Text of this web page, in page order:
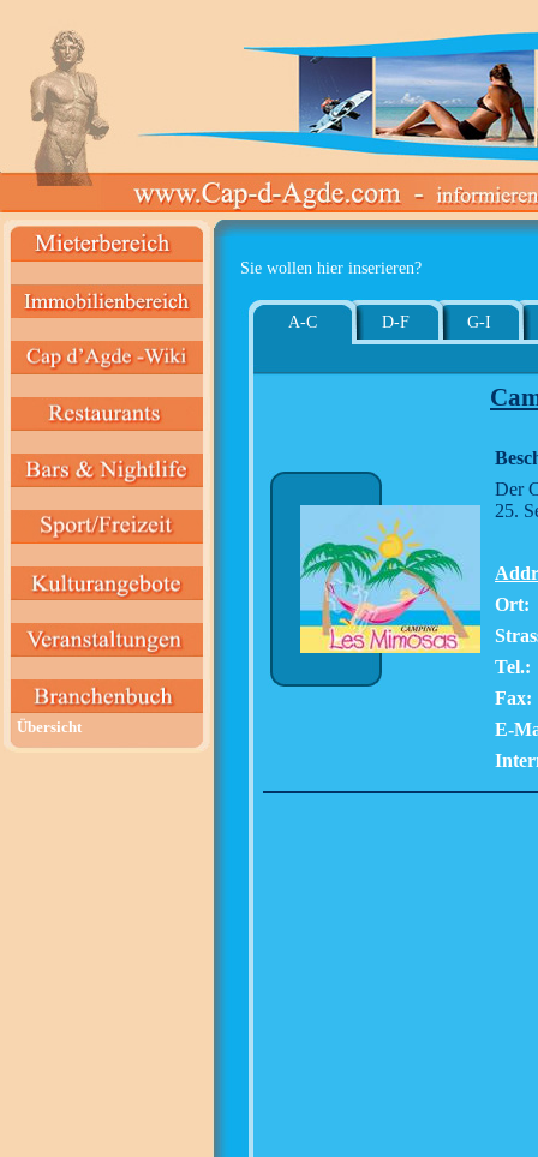
Übersicht
Sie wollen hier inserieren?
A-C D-F G-I
Der
25.
Ort:
Tel.:
Fax:
E-